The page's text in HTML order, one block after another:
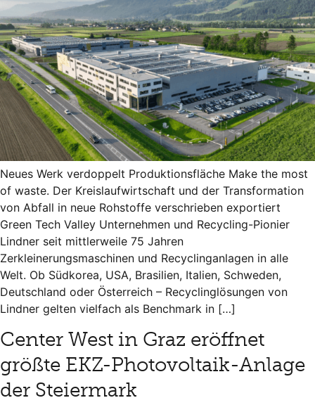
Neues Werk verdoppelt Produktionsfläche Make the most
of waste. Der Kreislaufwirtschaft und der Transformation
von Abfall in neue Rohstoffe verschrieben exportiert
Green Tech Valley Unternehmen und Recycling-Pionier
Lindner seit mittlerweile 75 Jahren
Zerkleinerungsmaschinen und Recyclinganlagen in alle
Welt. Ob Südkorea, USA, Brasilien, Italien, Schweden,
Deutschland oder Österreich – Recyclinglösungen von
Lindner gelten vielfach als Benchmark in […]
Center West in Graz eröffnet
größte EKZ-Photovoltaik-Anlage
der Steiermark